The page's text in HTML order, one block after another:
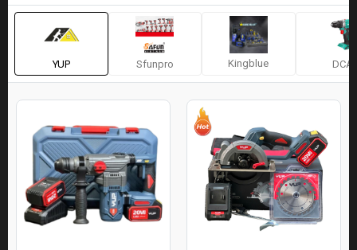
YUP Sfunpro Kingblue DCA